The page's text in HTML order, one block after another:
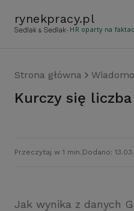
rynekpracy.pl
- HR oparty na
Strona główna
Kurczy się
Przeczytaj w 1 min. Dodano:
Jak wynika z danych